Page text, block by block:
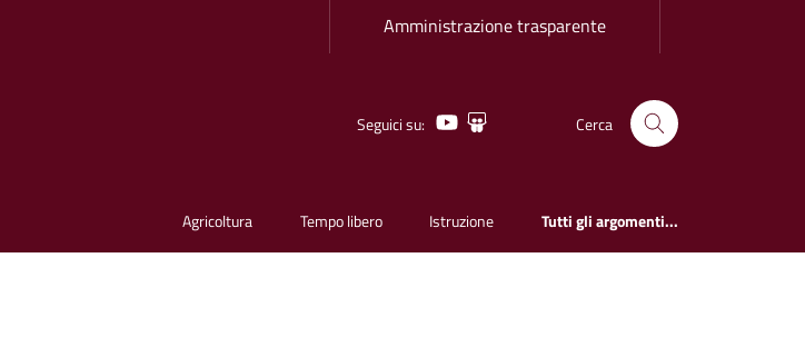
Amministrazione trasparente
Seguici su: YoutubeSlideshare Cerca
Agricoltura Tempo libero Istruzione Tutti gli argomenti...